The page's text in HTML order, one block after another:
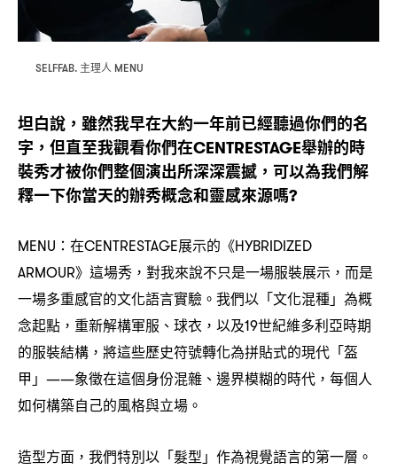
SELFFAB. 主理人 MENU
坦白說 ， 雖然我早在大約一年前已經聽過你們的名
字 ， 但直至我觀看你們在CENTRESTAGE舉辦的時
裝秀才被你們整個演出所深深震撼 ， 可以為我們解
釋一下你當天的辦秀概念和靈感來源嗎?
MENU： 在CENTRESTAGE展示的《HYBRIDIZED
ARMOUR》這場秀 ， 對我來說不只是一場服裝展示 ， 而是
一場多重感官的文化語言實驗。我們以「文化混種」為概
念起點 ， 重新解構軍服、球衣 ， 以及19世紀維多利亞時期
的服裝結構 ， 將這些歷史符號轉化為拼貼式的現代「盔
甲」 ——象徵在這個身份混雜、邊界模糊的時代 ， 每個人
如何構築自己的風格與立場。
造型方面 ， 我們特別以「髮型」作為視覺語言的第一層。